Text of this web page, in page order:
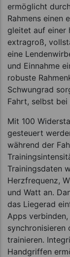
ermöglicht
Rahmens einen
gleitet auf einer
extragroß,
eine
und Einnahme
robuste
Schwungrad
Fahrt, selbst
Mit 100
gesteuert
während der
Trainingsdaten
Herzfrequenz,
und Watt an.
das Liegerad
Apps
synchronisieren
trainieren.
Handgriffen